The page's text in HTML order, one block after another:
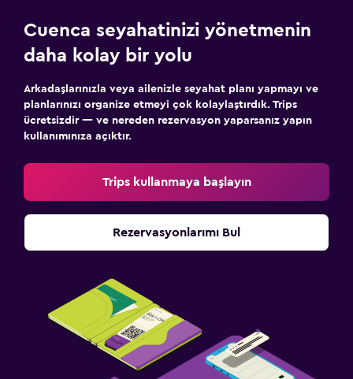
Cuenca seyahatinizi yönetmenin
daha kolay bir yolu
Arkadaşlarınızla veya ailenizle seyahat planı yapmayı ve
planlarınızı organize etmeyi çok kolaylaştırdık. Trips
ücretsizdir — ve nereden rezervasyon yaparsanız yapın
kullanımınıza açıktır.
Trips kullanmaya başlayın
Rezervasyonlarımı Bul